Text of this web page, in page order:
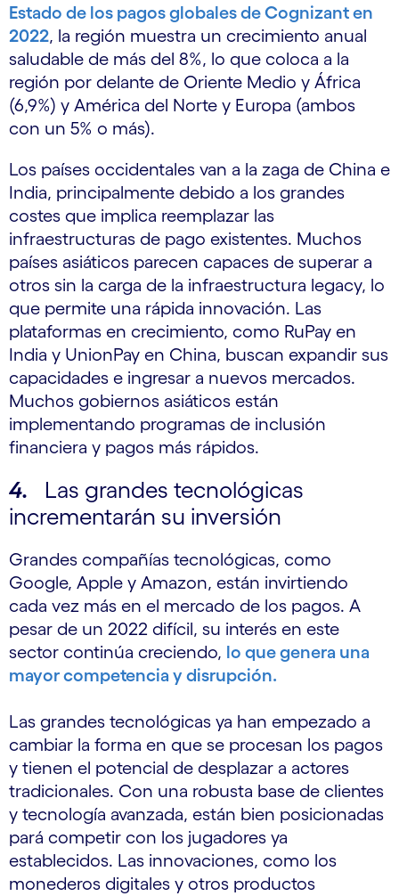
Estado de los pagos globales de Cognizant en
2022, la región muestra un crecimiento anual
saludable de más del 8%, lo que coloca a la
región por delante de Oriente Medio y África
(6,9%) y América del Norte y Europa (ambos
con un 5% o más).
Los países occidentales van a la zaga de China e
India, principalmente debido a los grandes
costes que implica reemplazar las
infraestructuras de pago existentes. Muchos
países asiáticos parecen capaces de superar a
otros sin la carga de la infraestructura legacy, lo
que permite una rápida innovación. Las
plataformas en crecimiento, como RuPay en
India y UnionPay en China, buscan expandir sus
capacidades e ingresar a nuevos mercados.
Muchos gobiernos asiáticos están
implementando programas de inclusión
financiera y pagos más rápidos.
4.
Las grandes tecnológicas
incrementarán su inversión
Grandes compañías tecnológicas, como
Google, Apple y Amazon, están invirtiendo
cada vez más en el mercado de los pagos. A
pesar de un 2022 difícil, su interés en este
sector continúa creciendo, lo que genera una
mayor competencia y disrupción.
Las grandes tecnológicas ya han empezado a
cambiar la forma en que se procesan los pagos
y tienen el potencial de desplazar a actores
tradicionales. Con una robusta base de clientes
y tecnología avanzada, están bien posicionadas
pará competir con los jugadores ya
establecidos. Las innovaciones, como los
monederos digitales y otros productos